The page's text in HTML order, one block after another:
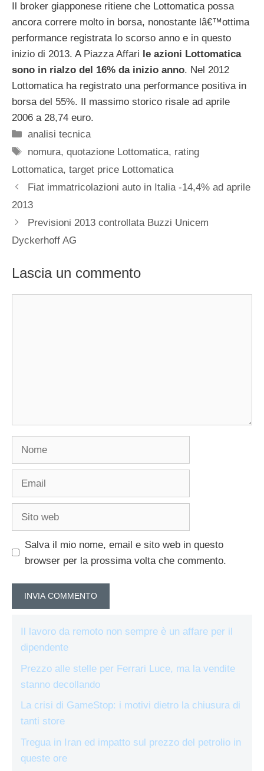
Il broker giapponese ritiene che Lottomatica possa
ancora correre molto in borsa, nonostante lâ€™ottima
performance registrata lo scorso anno e in questo
inizio di 2013. A Piazza Affari le azioni Lottomatica
sono in rialzo del 16% da inizio anno. Nel 2012
Lottomatica ha registrato una performance positiva in
borsa del 55%. Il massimo storico risale ad aprile
2006 a 28,74 euro.
Categorie
analisi tecnica
Tag
nomura,quotazione Lottomatica, rating
Lottomatica, target price Lottomatica
Fiat immatricolazioni auto in Italia -14,4% ad aprile
2013
Previsioni 2013 controllata Buzzi Unicem
Dyckerhoff AG
Lascia un commento
Nome
Email
Sito
Salva il mio nome, email e sito web in questo
browser per la prossima volta che commento.
Il lavoro da remoto non sempre è un affare per il
dipendente
Prezzo alle stelle per Ferrari Luce, ma la vendite
stanno decollando
La crisi di GameStop: i motivi dietro la chiusura di
tanti store
Tregua in Iran ed impatto sul prezzo del petrolio in
queste ore